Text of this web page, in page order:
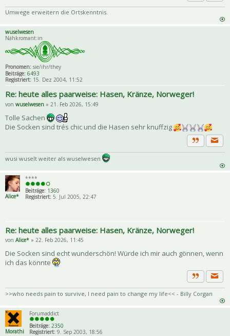
Zitat
Umwege erweitern die Ortskenntnis.
wuselwesen
Nähkromant:in
Pronomen: sie/ihr/they
Beiträge: 6493
Registriert: 15. Dez 2004, 11:52
Re: heute alles paarweise: Hasen, Kränze, Norweger!
von wuselwesen » 21. Feb 2026, 15:49
Tolle Sachen
Die Socken sind trés chic und die Hasen sehr knuffzig
Zitat
wusi wuselt weiter als wuselwesen
Alice*
****
Beiträge: 1360
Registriert:5. Jul 2005, 22:47
Re: heute alles paarweise: Hasen, Kränze, Norweger!
von Alice* » 22. Feb 2026, 11:45
Die Socken sind echt wunderschön! Würde ich mir auch gönnen, wenn
ich das könnte
Zitat
>>who needs pain to survive, I need pain to change my life<< - Billy Corgan
Morathi
Forumaddict
Beiträge: 2350
Registriert: 9. Sep 2003, 18:56